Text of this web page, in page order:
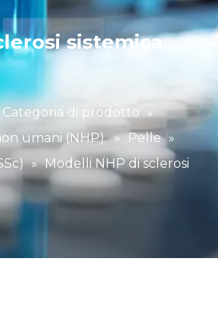
sistemica
Categoria di prodotto »
umani (NHP). » Pelle »
» Modelli NHP di sclerosi